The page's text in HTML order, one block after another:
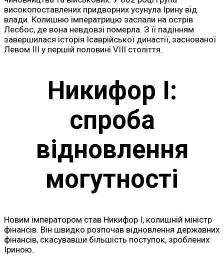
високопоставлених придворних усунула Ірину від
влади. Колишню імператрицю заслали на острів
Лесбос, де вона невдовзі померла. З її падінням
завершилася історія Ісаврійської династії, заснованої
Левом III у першій половині VIII століття.
Никифор I:
спроба
відновлення
могутності
Новим імператором став Никифор I, колишній міністр
фінансів. Він швидко розпочав відновлення державних
фінансів, скасувавши більшість поступок, зроблених
Іриною.